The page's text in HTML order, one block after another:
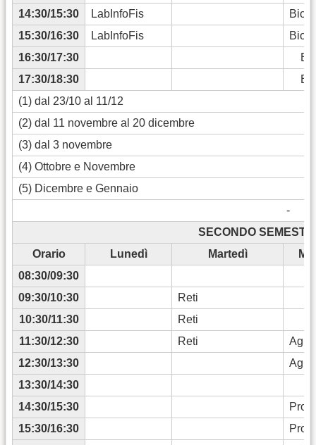
14:30/15:30
LabInfoFis
15:30/16:30
LabInfoFis
16:30/17:30
17:30/18:30
(1) dal 23/10 al 11/12
(2) dal 11 novembre al 20 dicembre
(3) dal 3 novembre
(4) Ottobre e Novembre
(5) Dicembre e Gennaio
-
SECONDO
Orario
Lunedì Martedì
08:30/09:30
09:30/10:30
Reti
10:30/11:30
Reti
11:30/12:30
Reti
12:30/13:30
13:30/14:30
14:30/15:30
15:30/16:30